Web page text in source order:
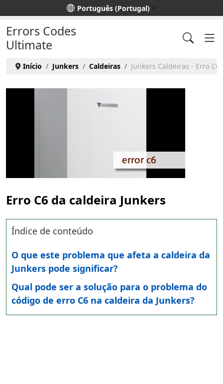
Escolha o seu idioma Português (Portugal)
Errors Codes
Ultimate
Início Junkers Caldeiras Junkers Caldeiras - Erro C6
Erro C6 da caldeira Junkers
Índice de conteúdo
O que este problema que afeta a caldeira da
Junkers pode significar?
Qual pode ser a solução para o problema do
código de erro C6 na caldeira da Junkers?